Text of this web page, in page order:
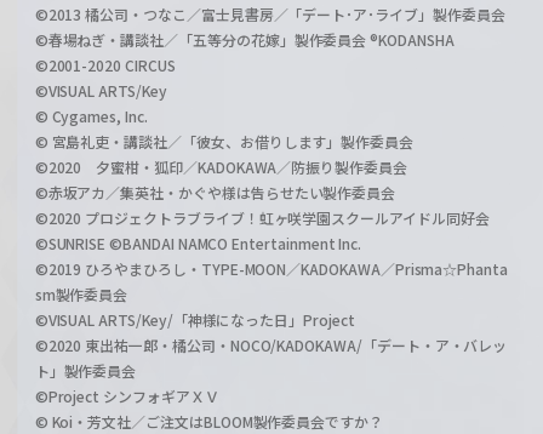
©2013 橘公司・つなこ／富士見書房／「デート･ア･ライブ」製作委員会
©春場ねぎ・講談社／「五等分の花嫁」製作委員会 ®KODANSHA
©2001-2020 CIRCUS
©VISUAL ARTS/Key
© Cygames, Inc.
© 宮島礼吏・講談社／「彼女、お借りします」製作委員会
©2020 夕蜜柑・狐印／KADOKAWA／防振り製作委員会
©赤坂アカ／集英社・かぐや様は告らせたい製作委員会
©2020 プロジェクトラブライブ！虹ヶ咲学園スクールアイドル同好会
©SUNRISE ©BANDAI NAMCO Entertainment Inc.
©2019 ひろやまひろし・TYPE-MOON／KADOKAWA／Prisma☆Phanta
sm製作委員会
©VISUAL ARTS/Key/「神様になった日」Project
©2020 東出祐一郎・橘公司・NOCO/KADOKAWA/「デート・ア・バレッ
ト」製作委員会
©Project シンフォギアＸＶ
© Koi・芳文社／ご注文はBLOOM製作委員会ですか？